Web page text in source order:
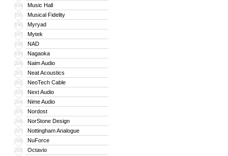
194 Music Hall
195 Musical Fidelity
196 Myryad
197 Mytek
198 NAD
199 Nagaoka
200 Naim Audio
201 Neat Acoustics
202 NeoTech Cable
203 Next Audio
204 Nime Audio
205 Nordost
206 NorStone Design
207 Nottingham Analogue
208 NuForce
209 Octavio